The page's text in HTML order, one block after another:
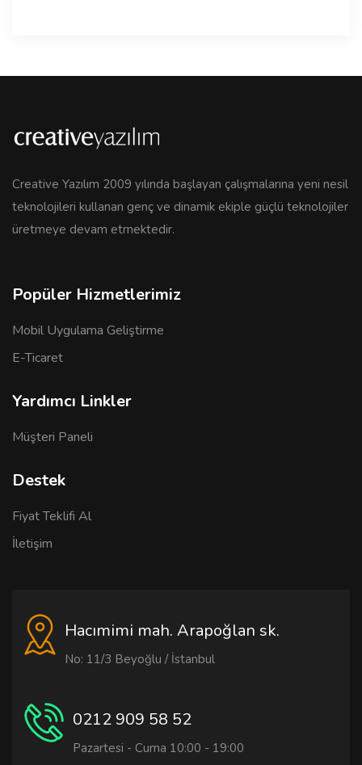
Creative Yazılım 2009 yılında başlayan çalışmalarına yeni nesil
teknolojileri kullanan genç ve dinamik ekiple güçlü teknolojiler
üretmeye devam etmektedir.
Popüler Hizmetlerimiz
Mobil Uygulama Geliştirme
E-Ticaret
Yardımcı Linkler
Müşteri Paneli
Destek
Fiyat Teklifi Al
İletişim
Hacımimi mah. Arapoğlan sk.
No: 11/3 Beyoğlu / İstanbul
0212 909 58 52
Pazartesi - Cuma 10:00 - 19:00